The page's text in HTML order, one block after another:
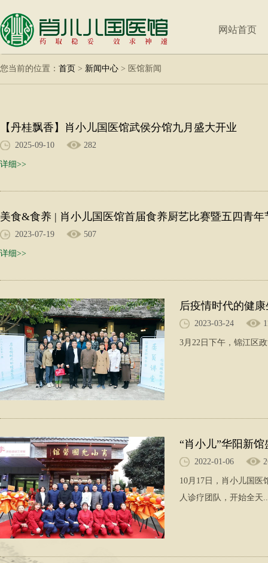
网站首页
您当前的位置： 首页 > 新闻中心 > 医馆新闻
【丹桂飘香】肖小儿国医馆武侯分馆九月盛大开业
2025-09-10 282
详细>>
美食&食养 | 肖小儿国医馆首届食养厨艺比赛暨五四青
2023-07-19 507
详细>>
后疫情时代的健
2023-03-24
3月22日下午，锦江区
“肖小儿”华阳新
2022-01-06
10月17日，肖小儿国
人诊疗团队，开始全天..